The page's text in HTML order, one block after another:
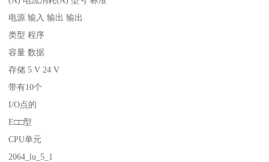
电源 输入 输出 输出
类型 程序
容量 数据
存储 5 V 24 V
带有10个
I/O点的
E□□型
CPU单元
2064_lu_5_1